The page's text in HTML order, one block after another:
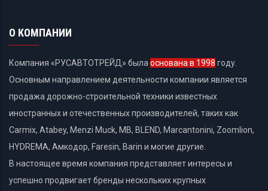
О КОМПАНИИ
Компания «РУСАВТОТРЕЙД» былаоснована в 1998 году.
Основным направлением деятельности компании является
продажа дорожно-строительной техники известных
иностранных и отечественных производителей, таких как
Carmix, Atabey, Menzi Muck, MB, BLEND, Marcantonini, Zoomlion,
HYDREMA, Амкодор, Faresin, Barin и могие другие.
В настоящее время компания представляет интересы и
успешно продвигает бренды нескольких крупных